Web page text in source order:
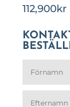
112,900kr